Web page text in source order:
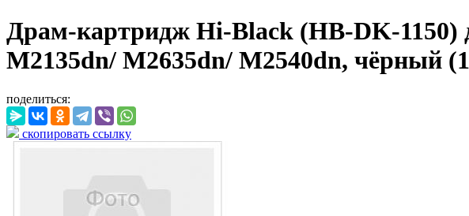
Драм-картридж Hi-Black (HB-DK-1150)
M2135dn/ M2635dn/ M2540dn, чёрный
поделиться:
скопировать ссылку